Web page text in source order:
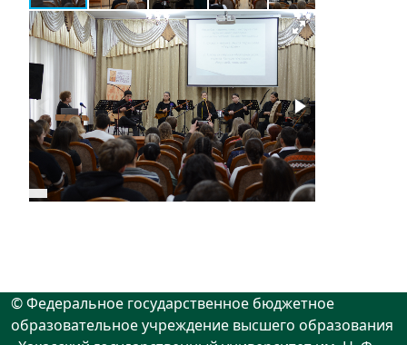
© Федеральное государственное бюджетное
образовательное учреждение высшего образования